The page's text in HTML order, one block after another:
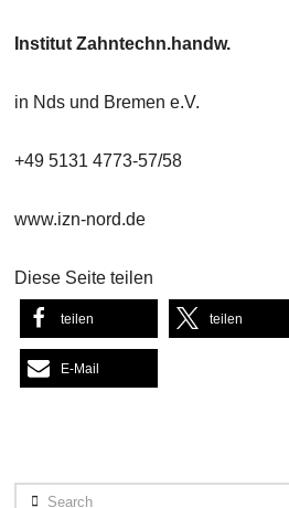
Institut Zahntechn.handw.
in Nds und Bremen e.V.
+49 5131 4773-57/58
www.izn-nord.de
Diese Seite teilen
teilen teilen
E-Mail
Search